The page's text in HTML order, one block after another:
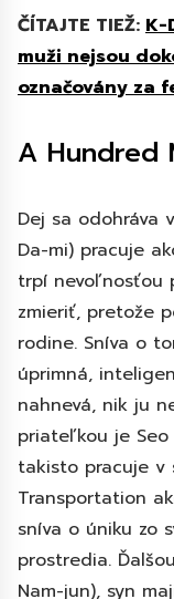
ČÍTAJTE TIEŽ: K-
muži nejsou
označovány za
A Hundred
Dej sa odohráva
Da-mi) pracuje
trpí nevoľnosťou
zmieriť, pretože
rodine. Sníva o
úprimná,
nahnevá, nik ju
priateľkou je Seo
takisto pracuje v
Transportation
sníva o úniku zo
prostredia.
Nam-jun), syn